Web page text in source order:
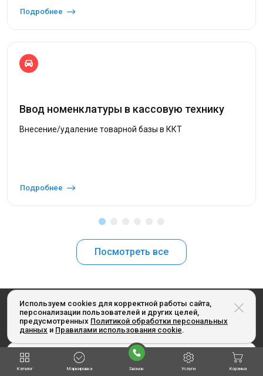
Подробнее
Ввод номенклатуры в кассовую технику
Внесение/удаление товарной базы в ККТ
Подробнее
Посмотреть все
Используем cookies для корректной работы сайта,
персонализации пользователей и других целей,
предусмотренных Политикой обработки персональных
данных и Правилами использования cookie.
Получайте наши специальные предложения
первыми: подпишитесь на рассылку
Каталог Маркировка Звонок Услуги Корзина